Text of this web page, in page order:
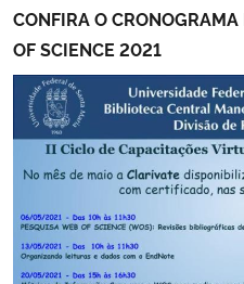
Banco Central do Brasil
Planalto
CONFIRA O
OF SCIENCE 2021